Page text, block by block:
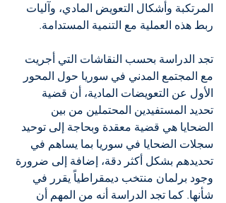
المرتكبة وأشكال التعويض المادي، وآليات
ربط هذه العملية مع التنمية المستدامة.
تجد الدراسة بحسب النقاشات التي أجريت
مع المجتمع المدني في سوريا حول المحور
الأول عن التعويضات المادية، أن قضية
تحديد المستفيدين المحتملين من بين
الضحايا هي قضية معقدة وبحاجة إلى توحيد
سجلات الضحايا في سوريا بما يساهم في
تحديدهم بشكل أكثر دقة، إضافة إلى ضرورة
وجود برلمان منتخب ديمقراطياً يقرر في
شأنها. كما تجد الدراسة أنه من المهم أن